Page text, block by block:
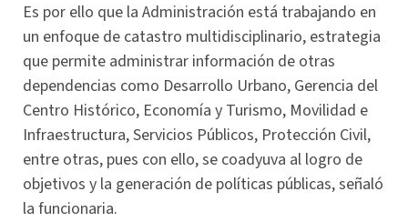
Es por ello que la Administración está trabajando en
un enfoque de catastro multidisciplinario, estrategia
que permite administrar información de otras
dependencias como Desarrollo Urbano, Gerencia del
Centro Histórico, Economía y Turismo, Movilidad e
Infraestructura, Servicios Públicos, Protección Civil,
entre otras, pues con ello, se coadyuva al logro de
objetivos y la generación de políticas públicas, señaló
la funcionaria.